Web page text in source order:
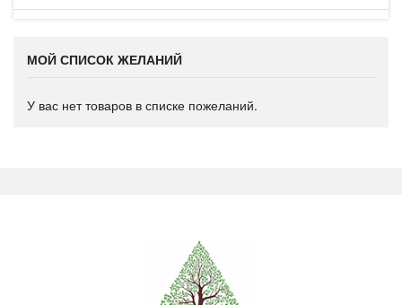
МОЙ СПИСОК ЖЕЛАНИЙ
У вас нет товаров в списке пожеланий.